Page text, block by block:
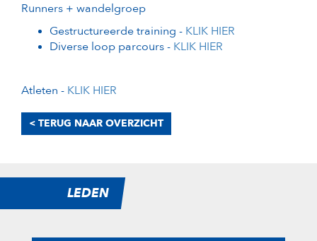
Runners + wandelgroep
Gestructureerde training - KLIK HIER
Diverse loop parcours - KLIK HIER
Atleten - KLIK HIER
< TERUG NAAR OVERZICHT
LEDEN